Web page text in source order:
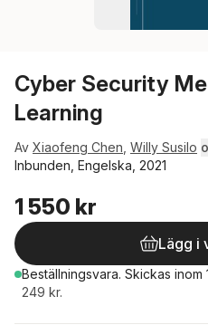
Cyber Security
Learning
Av Xiaofeng Chen Willy Susilo
Inbunden, Engelska, 2021
1 550 kr
Lägg i
Beställningsvara. Skickas inom
249 kr.